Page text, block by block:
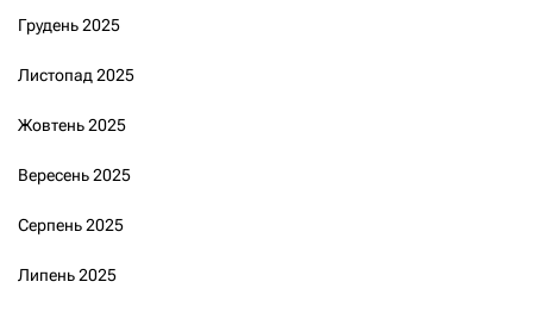
Грудень 2025
Листопад 2025
Жовтень 2025
Вересень 2025
Серпень 2025
Липень 2025